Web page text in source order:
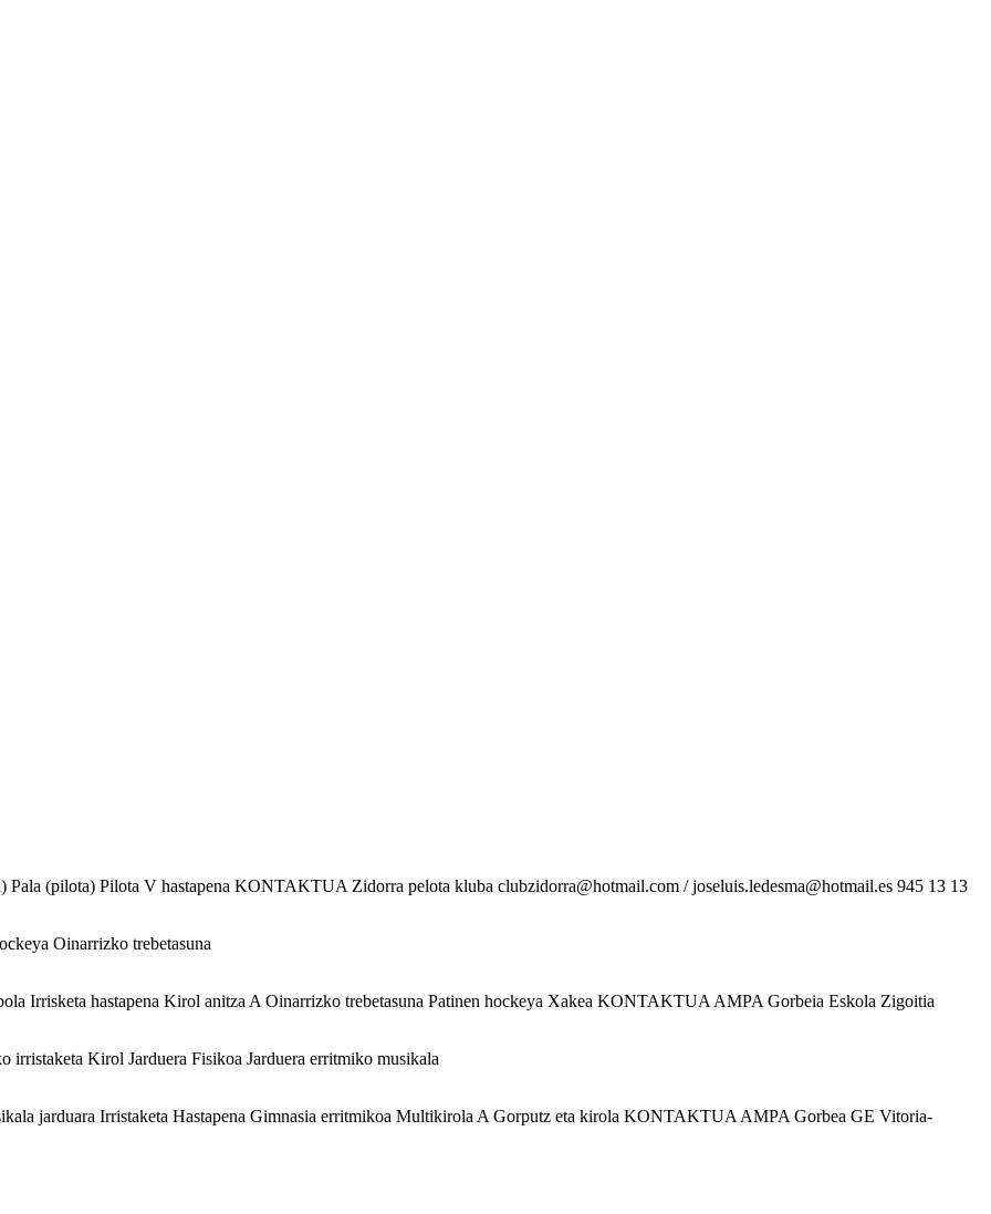
(pilota) Pilota V hastapena KONTAKTUA Zidorra pelota kluba clubzidorra@hotmail.com / joseluis.ledesma@hotmail.es 945 13 13
Oinarrizko trebetasuna
Irrisketa hastapena Kirol anitza A Oinarrizko trebetasuna Patinen hockeya Xakea KONTAKTUA AMPA Gorbeia Eskola Zigoitia
irristaketa Kirol Jarduera Fisikoa Jarduera erritmiko musikala
jarduara Irristaketa Hastapena Gimnasia erritmikoa Multikirola A Gorputz eta kirola KONTAKTUA AMPA Gorbea GE Vitoria-